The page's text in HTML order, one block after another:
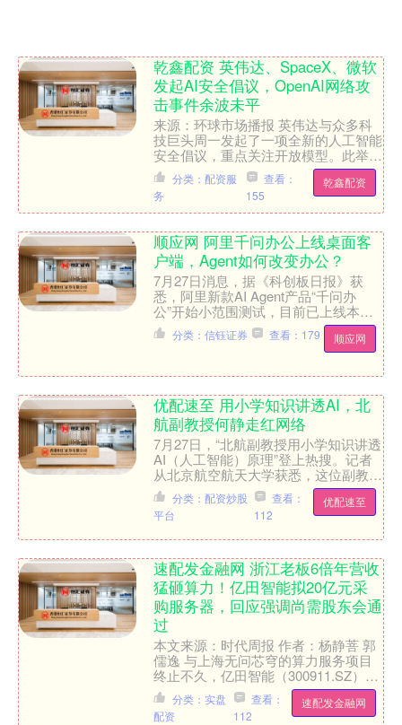
乾鑫配资 英伟达、SpaceX、微软
发起AI安全倡议，OpenAI网络攻
击事件余波未平
来源：环球市场播报 英伟达与众多科
技巨头周一发起了一项全新的人工智能
安全倡议，重点关注开放模型。此举正
值由失控的OpenAI模型发起的网络攻
击事件余波持续发酵之....
乾鑫配资
分类：配资服
务
查看：
155
顺应网 阿里千问办公上线桌面客
户端，Agent如何改变办公？
7月27日消息，据《科创板日报》获
悉，阿里新款AI Agent产品“千问办
公”开始小范围测试，目前已上线本地
桌面客户端，后续将陆续上线网页端和
钉钉内置版。 首先....
顺应网
分类：信钰证券 查看：179
优配速至 用小学知识讲透AI，北
航副教授何静走红网络
7月27日，“北航副教授用小学知识讲透
AI（人工智能）原理”登上热搜。记者
从北京航空航天大学获悉，这位副教授
名为何静，是位“90后”。 何静 资料图
北航高研院....
优配速至
分类：配资炒股
平台
查看：
112
速配发金融网 浙江老板6倍年营收
猛砸算力！亿田智能拟20亿元采
购服务器，回应强调尚需股东会通
过
本文来源：时代周报 作者：杨静菩 郭
儒逸 与上海无问芯穹的算力服务项目
终止不久，亿田智能（300911.SZ）再
度抛出大规模服务器采购计划。 7月26
日，亿田智....
速配发金融网
分类：实盘
配资
查看：
112